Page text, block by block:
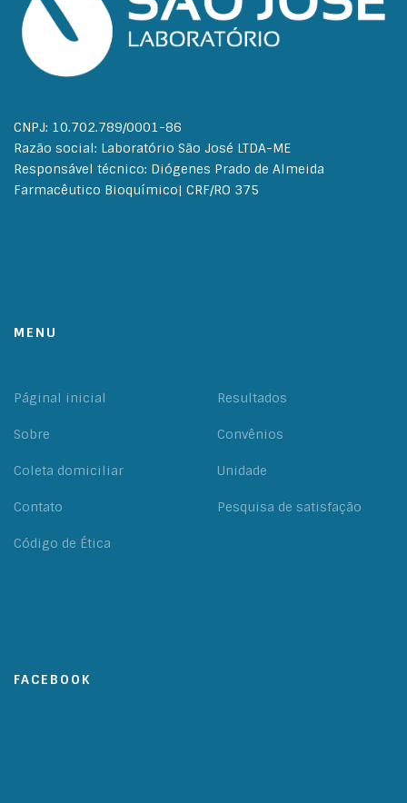
CNPJ: 10.702.789/0001-86
Razão social: Laboratório São José LTDA-ME
Responsável técnico: Diógenes Prado de Almeida
Farmacêutico Bioquímico| CRF/RO 375
MENU
Páginal inicial Resultados
Sobre Convênios
Coleta domiciliar Unidade
Contato Pesquisa de satisfação
Código de Ética
FACEBOOK